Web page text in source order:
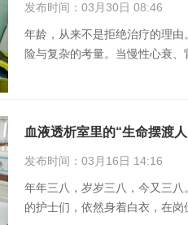
发布时间：03月30日 08:46
年龄，从来不是拒绝治疗的理
险与复杂的考量。当慢性心衰、
血液透析室里的“生命摆渡人
发布时间：03月16日 14:16
年年三八，岁岁三八，今又三
的护士们，依然身着白衣，在岗